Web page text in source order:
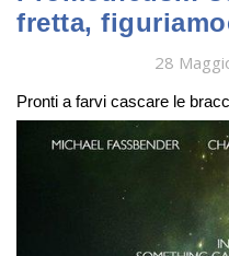
fretta,
28
Pronti a farvi cascare le